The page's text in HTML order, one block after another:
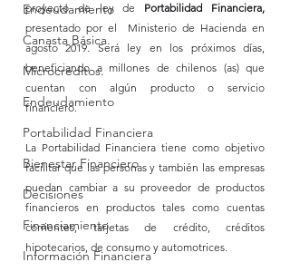
Endeudamiento
Canasta Básica.
Microcréditos.
Endeudamiento
Portabilidad Financiera
Bienestar Financiero
Decisiones
Financiamiento
Información Financiera
proyecto de ley de Portabilidad Financiera,
presentado por el  Ministerio de Hacienda en
agosto 2019. Será ley en los próximos días,
beneficiando a millones de chilenos (as) que
cuentan con algún producto o servicio
financiero.
La Portabilidad Financiera tiene como objetivo
facilitar que las personas y también las empresas
puedan cambiar a su proveedor de productos
financieros en productos tales como cuentas
corrientes, tarjetas de crédito, créditos
hipotecarios, de consumo y automotrices.